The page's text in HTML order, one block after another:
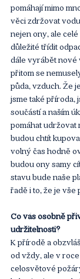
pomáhají mimo
věci zdržovat
nejen ony, ale
důležité třídit
dále vyrábět nové
přitom se
půda, vzduch. Že
jsme také příroda,
součástí a naším
pomáhat udržovat
budou chtít
volný čas hodně
budou ony samy
stavu bude naše
řadě i to, že je vše
Co vás osobně
udržitelnosti?
K přírodě a
od vždy, ale v
celosvětové